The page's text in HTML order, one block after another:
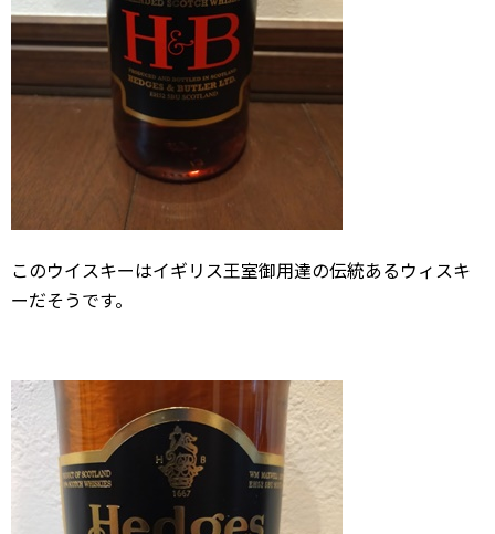
このウイスキーはイギリス王室御用達の伝統あるウィスキ
ーだそうです。